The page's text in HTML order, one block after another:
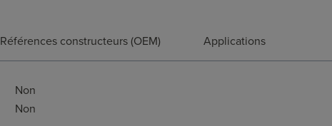
Références constructeurs (OEM) Applications
Non
Non